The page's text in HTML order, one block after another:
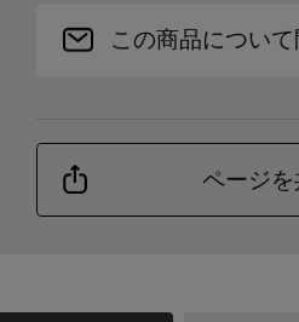
この商品につい
ページを